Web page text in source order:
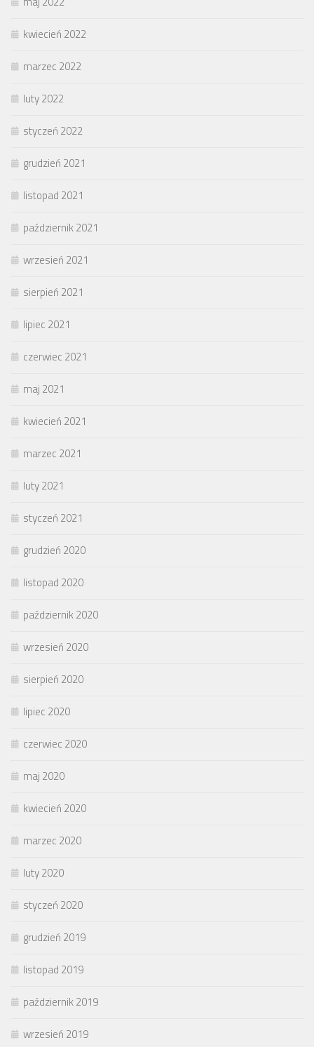
kwiecień 2022
marzec 2022
luty 2022
styczeń 2022
grudzień 2021
listopad 2021
październik 2021
wrzesień 2021
sierpień 2021
lipiec 2021
czerwiec 2021
maj 2021
kwiecień 2021
marzec 2021
luty 2021
styczeń 2021
grudzień 2020
listopad 2020
październik 2020
wrzesień 2020
sierpień 2020
lipiec 2020
czerwiec 2020
maj 2020
kwiecień 2020
marzec 2020
luty 2020
styczeń 2020
grudzień 2019
listopad 2019
październik 2019
wrzesień 2019